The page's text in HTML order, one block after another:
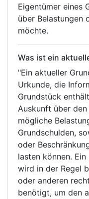
Eigentümer eines
über Belastungen
möchte.
Was ist ein
"Ein aktueller
Urkunde, die
Grundstück
Auskunft über
mögliche
Grundschulden,
oder
lasten können.
wird in der Regel
oder anderen
benötigt, um den